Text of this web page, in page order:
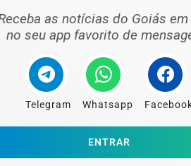
as notícias do Goiás em
no seu app favorito de
Telegram Whatsapp
ENTRAR